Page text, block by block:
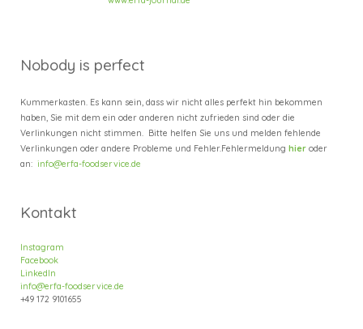
Nobody is perfect
Kummerkasten. Es kann sein, dass wir nicht alles perfekt hin bekommen
haben, Sie mit dem ein oder anderen nicht zufrieden sind oder die
Verlinkungen nicht stimmen. Bitte helfen Sie uns und melden fehlende
Verlinkungen oder andere Probleme und Fehler.Fehlermeldunghier oder
an:info@erfa-foodservice.de
Kontakt
Instagram
Facebook
LinkedIn
info@erfa-foodservice.de
+49172 9101655